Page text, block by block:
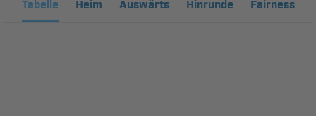
Tabelle Heim Auswärts Hinrunde Fairness